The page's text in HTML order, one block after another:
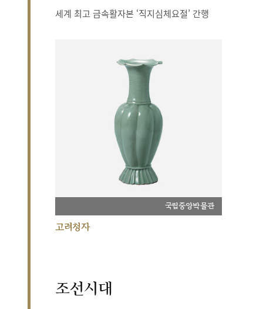
세계 최고 금속활자본 ‘직지심체요절’ 간행
국립중앙박물관
고려청자
조선시대